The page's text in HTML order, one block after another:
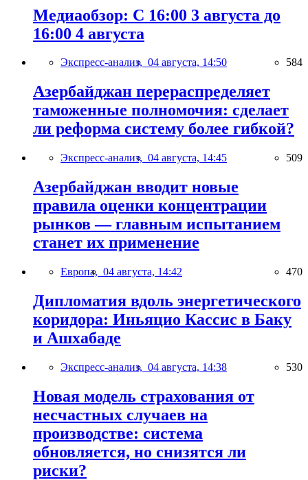
Медиаобзор: С 16:00 3 августа до
16:00 4 августа
Экспресс-анализ, 04 августа, 14:50 584
Азербайджан перераспределяет
таможенные полномочия: сделает
ли реформа систему более гибкой?
Экспресс-анализ, 04 августа, 14:45 509
Азербайджан вводит новые
правила оценки концентрации
рынков — главным испытанием
станет их применение
Европа, 04 августа, 14:42 470
Дипломатия вдоль энергетического
коридора: Иньяцио Кассис в Баку
и Ашхабаде
Экспресс-анализ, 04 августа, 14:38 530
Новая модель страхования от
несчастных случаев на
производстве: система
обновляется, но снизятся ли
риски?